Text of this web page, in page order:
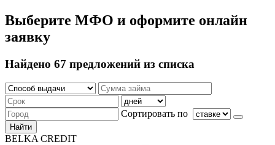
Выберите МФО и оформите онлайн
заявку
Найдено 67 предложений из списка
Сортировать по
Найти
BELKA CREDIT